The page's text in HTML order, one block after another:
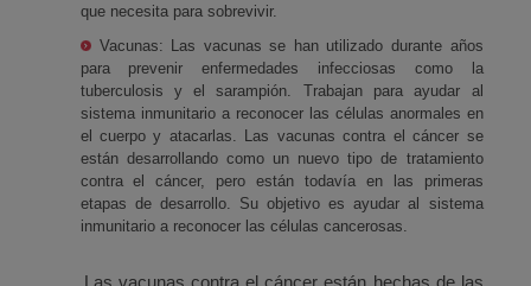
que necesita para sobrevivir.
Vacunas: Las vacunas se han utilizado durante años
para prevenir enfermedades infecciosas como la
tuberculosis y el sarampión. Trabajan para ayudar al
sistema inmunitario a reconocer las células anormales en
el cuerpo y atacarlas. Las vacunas contra el cáncer se
están desarrollando como un nuevo tipo de tratamiento
contra el cáncer, pero están todavía en las primeras
etapas de desarrollo. Su objetivo es ayudar al sistema
inmunitario a reconocer las células cancerosas.